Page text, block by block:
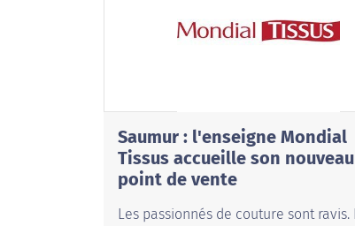
Saumur : l'enseigne Mondial
Tissus accueille son nouveau
point de vente
Les passionnés de couture sont ravis.